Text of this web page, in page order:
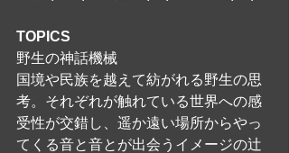
TOPICS
野生の神話機械
国境や民族を越えて紡がれる野生の思
考。それぞれが触れている世界への感
受性が交錯し、遥か遠い場所からやっ
てくる音と音とが出会うイメージの辻